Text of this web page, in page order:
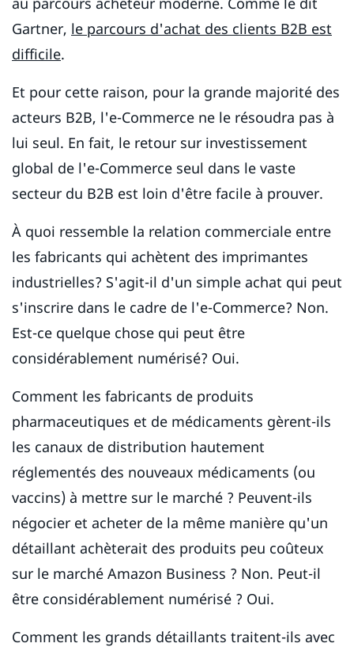
Gartner, le parcours d'achat des clients B2B est
difficile.
Et pour cette raison, pour la grande majorité des
acteurs B2B, l'e-Commerce ne le résoudra pas à
lui seul. En fait, le retour sur investissement
global de l'e-Commerce seul dans le vaste
secteur du B2B est loin d'être facile à prouver.
À quoi ressemble la relation commerciale entre
les fabricants qui achètent des imprimantes
industrielles? S'agit-il d'un simple achat qui peut
s'inscrire dans le cadre de l'e-Commerce? Non.
Est-ce quelque chose qui peut être
considérablement numérisé? Oui.
Comment les fabricants de produits
pharmaceutiques et de médicaments gèrent-ils
les canaux de distribution hautement
réglementés des nouveaux médicaments (ou
vaccins) à mettre sur le marché ? Peuvent-ils
négocier et acheter de la même manière qu'un
détaillant achèterait des produits peu coûteux
sur le marché Amazon Business ? Non. Peut-il
être considérablement numérisé ? Oui.
Comment les grands détaillants traitent-ils avec